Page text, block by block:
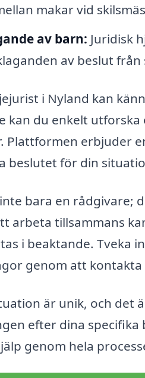
makar vid
av barn: Juridisk
av beslut från
i Nyland kan
kan du enkelt
Plattformen erbjuder
beslutet för din
bara en rådgivare;
arbeta tillsammans
i beaktande. Tveka
genom att
är unik, och
efter dina
genom hela